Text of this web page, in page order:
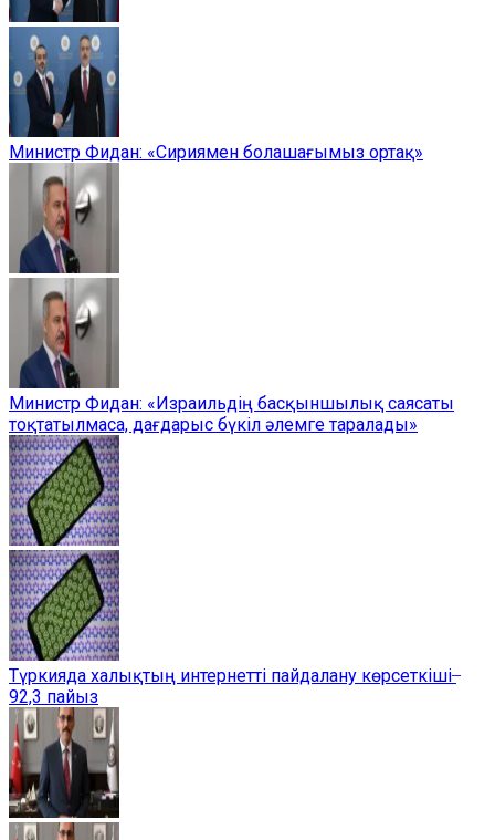
Министр Фидан: «Сириямен болашағымыз ортақ»
Министр Фидан: «Израильдің басқыншылық саясаты
тоқтатылмаса, дағдарыс бүкіл әлемге таралады»
Түркияда халықтың интернетті пайдалану көрсеткіші ̶
92,3 пайыз